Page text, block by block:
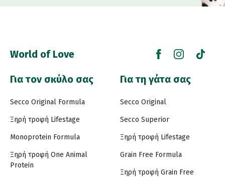
World of Love
Για τον σκύλο σας
Secco Original Formula
Ξηρή τροφή Lifestage
Monoprotein Formula
Ξηρή τροφή One Animal
Protein
Για τη γάτα σας
Secco Original
Secco Superior
Ξηρή τροφή Lifestage
Grain Free Formula
Ξηρή τροφή Grain Free